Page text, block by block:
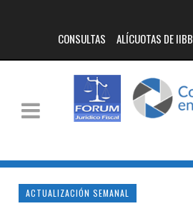
CONSULTAS ALÍCUOTAS DE IIBB
ACTUALIZACIÓN SEMANAL